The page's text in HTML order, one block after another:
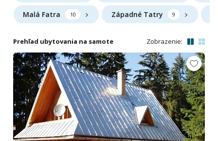
Malá Fatra 10 Západné Tatry 9
Prehľad ubytovania na samote Zobrazenie: